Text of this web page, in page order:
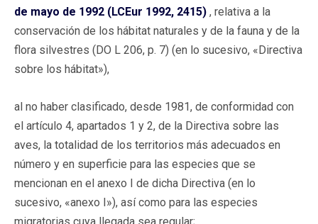
de mayo de 1992 (LCEur 1992, 2415) , relativa a la
conservación de los hábitat naturales y de la fauna y de la
flora silvestres (DO L 206, p. 7) (en lo sucesivo, «Directiva
sobre los hábitat»),
al no haber clasificado, desde 1981, de conformidad con
el artículo 4, apartados 1 y 2, de la Directiva sobre las
aves, la totalidad de los territorios más adecuados en
número y en superficie para las especies que se
mencionan en el anexo I de dicha Directiva (en lo
sucesivo, «anexo I»), así como para las especies